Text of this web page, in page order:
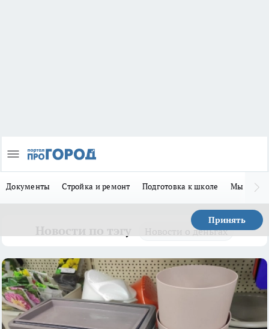
Документы Стройка и ремонт Подготовка к школе Мы в MAX
Принять
Новости о деньгах